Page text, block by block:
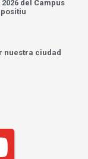
del Campus
nuestra ciudad